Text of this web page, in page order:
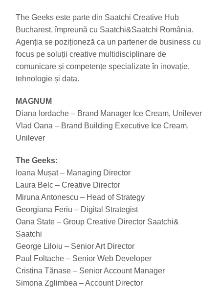
The Geeks este parte din Saatchi Creative Hub
Bucharest, împreună cu Saatchi&Saatchi România.
Agenția se poziționeză ca un partener de business cu
focus pe soluții creative multidisciplinare de
comunicare și competențe specializate în inovație,
tehnologie și data.
MAGNUM
Diana Iordache – Brand Manager Ice Cream, Unilever
Vlad Oana – Brand Building Executive Ice Cream,
Unilever
The Geeks:
Ioana Mușat – Managing Director
Laura Belc – Creative Director
Miruna Antonescu – Head of Strategy
Georgiana Feriu – ‪Digital Strategist
Oana State – Group Creative Director Saatchi&
Saatchi
George Liloiu – Senior Art Director
Paul Foltache – ‪Senior Web Developer
Cristina Tănase – Senior Account Manager
Simona Zglimbea – Account Director